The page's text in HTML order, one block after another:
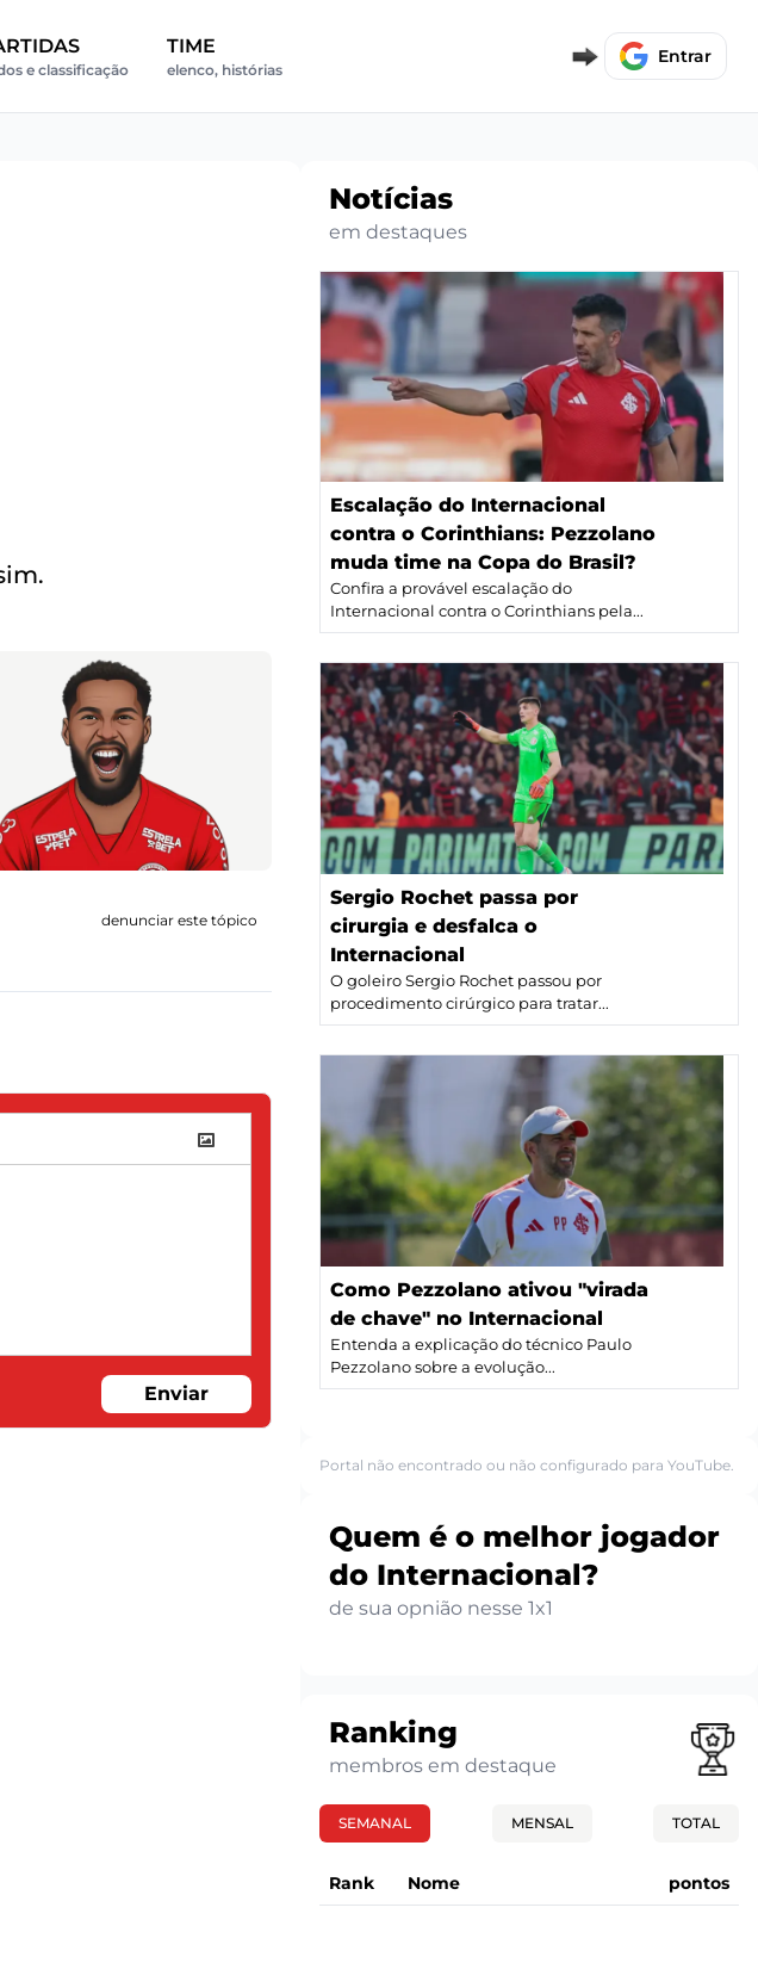
e classificação
TIME
elenco, histórias
Entrar
denunciar este tópico
Enviar
Notícias
em destaques
Escalação do Internacional
contra o Corinthians: Pezzolano
muda time na Copa do Brasil?
Confira a provável escalação do
Internacional contra o Corinthians pela...
Sergio Rochet passa por
cirurgia e desfalca o
Internacional
O goleiro Sergio Rochet passou por
procedimento cirúrgico para tratar...
Como Pezzolano ativou "virada
de chave" no Internacional
Entenda a explicação do técnico Paulo
Pezzolano sobre a evolução...
Portal não encontrado ou não configurado para YouTube.
Quem é o melhor jogador
do Internacional?
de sua opnião nesse 1x1
Ranking
membros em destaque
SEMANAL MENSAL TOTAL
Rank Nome pontos